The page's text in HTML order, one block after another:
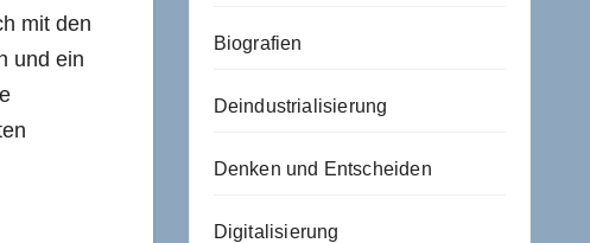
mit den
und ein
Biografien
Deindustrialisierung
Denken und Entscheiden
Digitalisierung